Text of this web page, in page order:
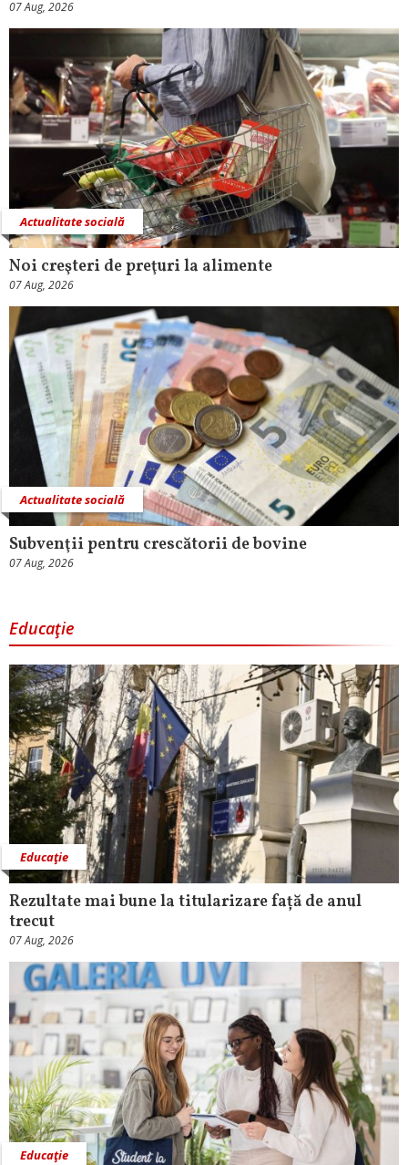
07 Aug, 2026
Actualitate socială
Noi creşteri de preţuri la alimente
07 Aug, 2026
Actualitate socială
Subvenţii pentru crescătorii de bovine
07 Aug, 2026
Educaţie
Educaţie
Rezultate mai bune la titularizare față de anul
trecut
07 Aug, 2026
Educaţie